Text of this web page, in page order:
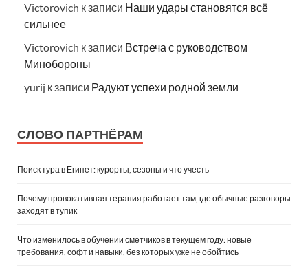
Victorovich к записи Наши удары становятся всё
сильнее
Victorovich к записи Встреча с руководством
Минобороны
yurij к записи Радуют успехи родной земли
СЛОВО ПАРТНЁРАМ
Поиск тура в Египет: курорты, сезоны и что учесть
Почему провокативная терапия работает там, где обычные разговоры
заходят в тупик
Что изменилось в обучении сметчиков в текущем году: новые
требования, софт и навыки, без которых уже не обойтись